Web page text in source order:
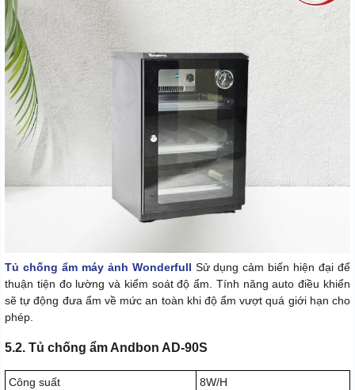
Tủ chống ẩm máy ảnh Wonderfull Sử dụng cảm biến hiện đại để
thuận tiện đo lường và kiểm soát độ ẩm. Tính năng auto điều khiển
sẽ tự động đưa ẩm về mức an toàn khi độ ẩm vượt quá giới hạn cho
phép.
5.2. Tủ chống ẩm Andbon AD-90S
Công suất
8W/H